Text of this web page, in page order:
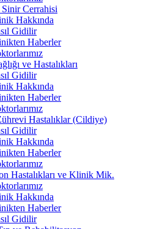
Cerrahisi
Hakkında
Gidilir
Haberler
ve Hastalıkları
Gidilir
Hakkında
Haberler
Hastalıklar (Cildiye)
Gidilir
Hakkında
Haberler
Hastalıkları ve Klinik Mik.
Hakkında
Haberler
Gidilir